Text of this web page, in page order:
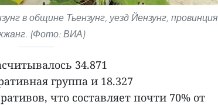
в общине Тьензунг, уезд Йензунг, провинция
(Фото: ВИА)
34.871
группа и 18.327
что составляет почти 70% от